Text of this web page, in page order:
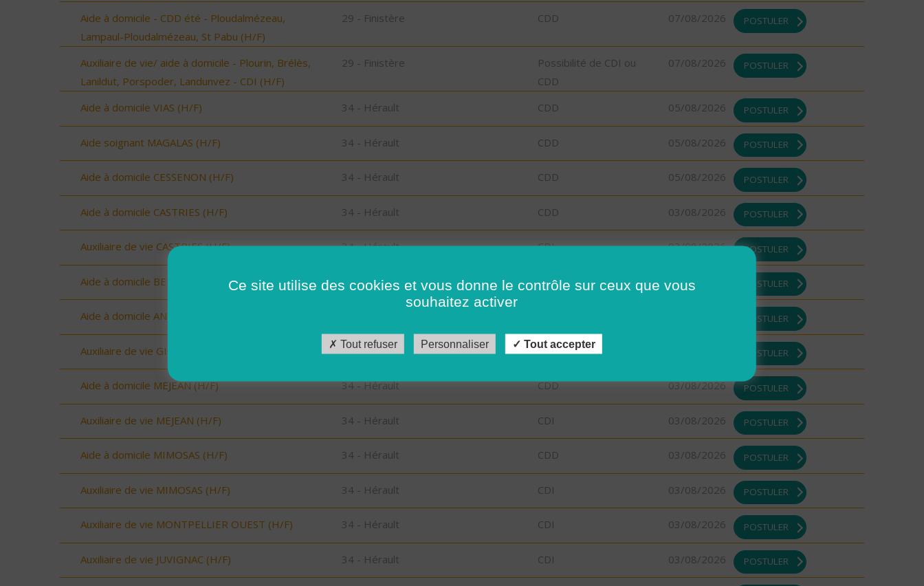
Aide à domicile - CDD été - Ploudalmézeau,
Lampaul-Ploudalmézeau, St Pabu (H/F)
29 - Finistère CDD 07/08/2026 POSTULER
Auxiliaire de vie/ aide à domicile - Plourin, Brélès,
Lanildut, Porspoder, Landunvez - CDI (H/F)
29 - Finistère
Possibilité de CDI ou
CDD
07/08/2026 POSTULER
Aide à domicile VIAS (H/F) 34 - Hérault CDD 05/08/2026 POSTULER
Aide soignant MAGALAS (H/F) 34 - Hérault CDD 05/08/2026 POSTULER
Aide à domicile CESSENON (H/F) 34 - Hérault CDD 05/08/2026 POSTULER
Aide à domicile CASTRIES (H/F) 34 - Hérault CDD 03/08/2026 POSTULER
Auxiliaire de vie CASTRIES (H/F) 34 - Hérault CDI 03/08/2026 POSTULER
Aide à domicile BERANGE (H/F) 34 - Hérault CDI 03/08/2026 POSTULER
Aide à domicile ANIANE (H/F) POSTULER
Auxiliaire de vie GIGNAC (H/F) 34 - Hérault CDI POSTULER
Aide à domicile MEJEAN (H/F) 34 - Hérault CDD 03/08/2026 POSTULER
Auxiliaire de vie MEJEAN (H/F) 34 - Hérault CDI 03/08/2026 POSTULER
Aide à domicile MIMOSAS (H/F) 34 - Hérault CDD 03/08/2026 POSTULER
Auxiliaire de vie MIMOSAS (H/F) 34 - Hérault CDI 03/08/2026 POSTULER
Auxiliaire de vie MONTPELLIER OUEST (H/F) 34 - Hérault CDI 03/08/2026 POSTULER
Auxiliaire de vie JUVIGNAC (H/F) 34 - Hérault CDI 03/08/2026 POSTULER
Ce site utilise des cookies et vous donne le contrôle sur ceux que vous
souhaitez activer
Tout refuser Personnaliser Tout accepter